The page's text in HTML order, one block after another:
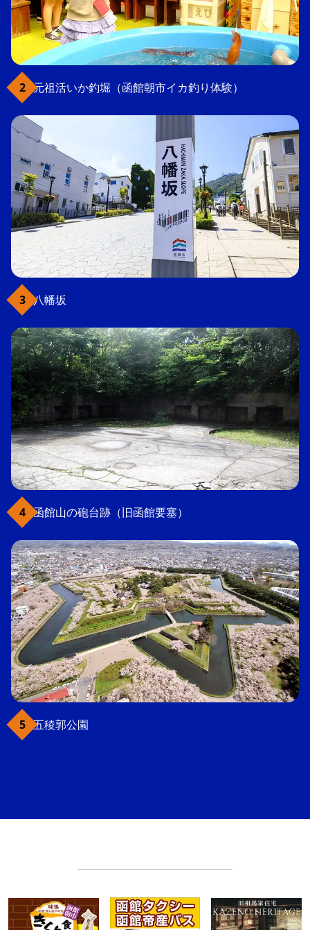
元祖活いか釣堀（函館朝市イカ釣り体験）
八幡坂
函館山の砲台跡（旧函館要塞）
五稜郭公園